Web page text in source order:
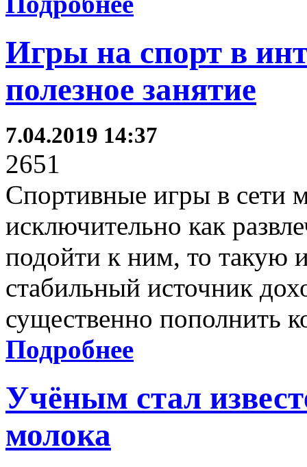
Игры на спорт в
полезное занятие
7.04.2019 14:37
2651
Спортивные игры в сети
исключительно как
подойти к ним, то такую
стабильный источник
существенно пополнить
Подробнее
Учёным стал
молока